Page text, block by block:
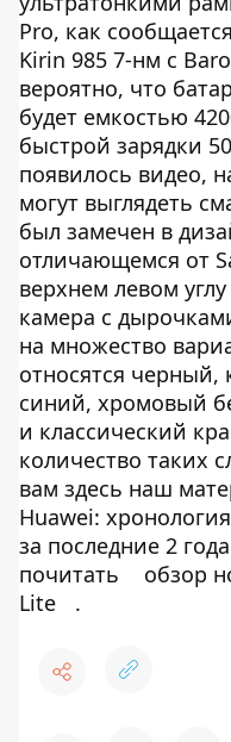
Pro, как
Kirin 985 7-нм с
вероятно, что
будет емкостью
быстрой зарядки
появилось видео,
могут выглядеть
был замечен в
отличающемся от
верхнем левом
камера с
на множество
относятся
синий, хромовый
и классический
количество таких
вам здесь наш
Huawei:
за последние 2 года
почитать
обзор
Lite
.